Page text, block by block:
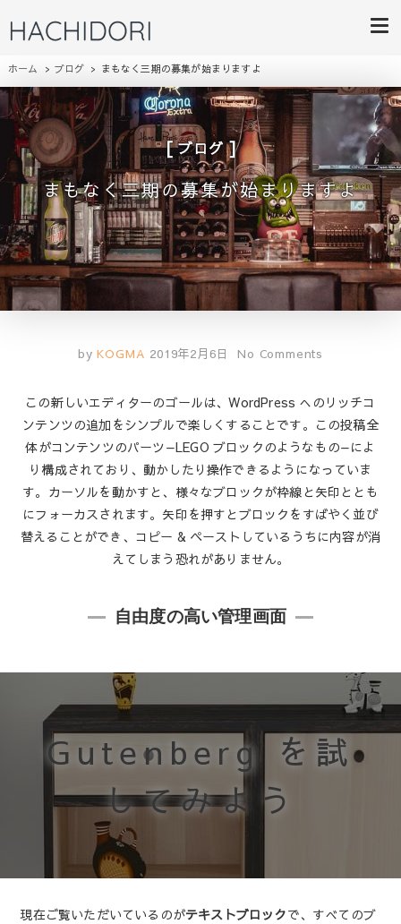
HACHIDORI
ライフスタイルにあったご提案
ホーム ブログ まもなく三期の募集が始まりますよ
ブログ
まもなく三期の募集が始まりますよ
by KOGMA 2019年2月6日 No Comments
この新しいエディターのゴールは、WordPress へのリッチコ
ンテンツの追加をシンプルで楽しくすることです。この投稿全
体がコンテンツのパーツ —LEGO ブロックのようなもの—によ
り構成されており、動かしたり操作できるようになっていま
す。カーソルを動かすと、様々なブロックが枠線と矢印ととも
にフォーカスされます。矢印を押すとブロックをすばやく並び
替えることができ、コピー & ペーストしているうちに内容が消
えてしまう恐れがありません。
自由度の高い管理画面
Gutenberg を試
してみよう
現在ご覧いただいているのがテキストブロックで、すべてのブ